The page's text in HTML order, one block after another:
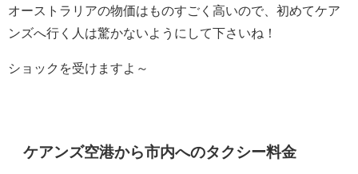
オーストラリアの物価はものすごく高いので、初めてケア
ンズへ行く人は驚かないようにして下さいね！
ショックを受けますよ～
ケアンズ空港から市内へのタクシー料金